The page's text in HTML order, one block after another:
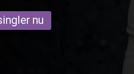
nu